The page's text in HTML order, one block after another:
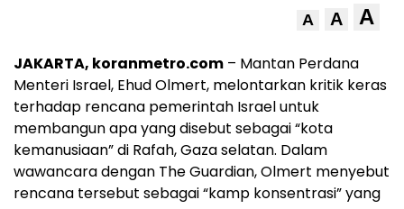
A A A
JAKARTA, koranmetro.com – Mantan Perdana
Menteri Israel, Ehud Olmert, melontarkan kritik keras
terhadap rencana pemerintah Israel untuk
membangun apa yang disebut sebagai “kota
kemanusiaan” di Rafah, Gaza selatan. Dalam
wawancara dengan The Guardian, Olmert menyebut
rencana tersebut sebagai “kamp konsentrasi” yang